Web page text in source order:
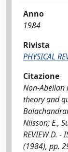
Anno
1984
Rivista
PHYSICAL
Citazione
Non-Abelian
theory and
Nilsson; E.,
REVIEW D. -
(1984), pp.